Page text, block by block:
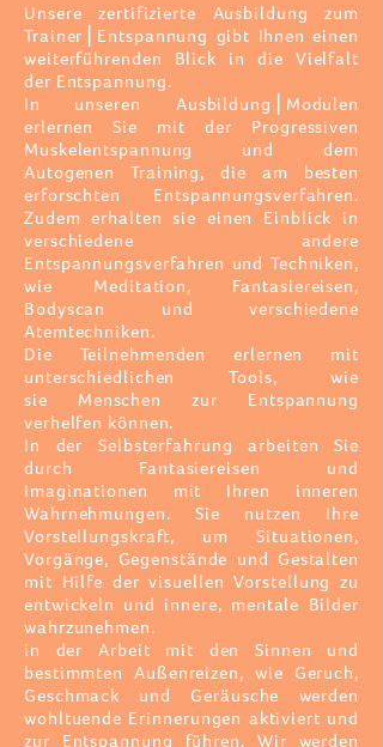
Unsere zertifizierte Ausbildung zum
Trainer⎪Entspannung gibt Ihnen einen
weiterführenden Blick in die Vielfalt
der Entspannung.
In unseren Ausbildung⎪Modulen
erlernen Sie mit der Progressiven
Muskelentspannung und dem
Autogenen Training,die am besten
erforschten Entspannungsverfahren.
Zudem erhalten sie einen Einblick in
verschiedene andere
Entspannungsverfahren und Techniken,
wie Meditation, Fantasiereisen,
Bodyscan und verschiedene
Atemtechniken.
Die Teilnehmenden
erlernen mit
unterschiedlichen Tools, wie
sie Menschen zur Entspannung
verhelfen können.
In der Selbsterfahrung arbeiten Sie
durch Fantasiereisen und
Imaginationen mit Ihren inneren
Wahrnehmungen. Sie nutzen Ihre
Vorstellungskraft, um Situationen,
Vorgänge, Gegenstände und Gestalten
mit Hilfe der visuellen Vorstellung zu
entwickeln und innere, mentale Bilder
wahrzunehmen.
in der Arbeit mit den Sinnen und
bestimmten Außenreizen, wie Geruch,
Geschmack und Geräusche werden
wohltuende Erinnerungen aktiviert und
zur Entspannung führen. Wir werden